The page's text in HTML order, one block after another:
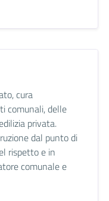
cura
comunali, delle
privata.
dal punto di
rispetto e in
comunale e